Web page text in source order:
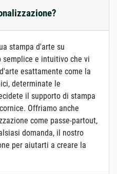
stampa d'arte su
semplice e intuitivo che vi
esattamente come la
determinate le
il supporto di stampa
Offriamo anche
come passe-partout,
domanda, il nostro
per aiutarti a creare la